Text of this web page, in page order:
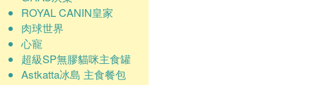
ROYAL CANIN皇家
肉球世界
心寵
超級SP無膠貓咪主食罐
Astkatta冰島 主食餐包